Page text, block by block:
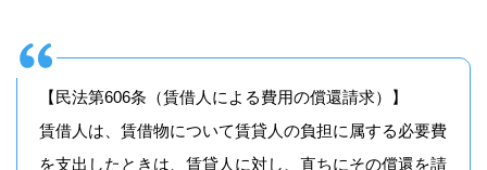
【民法第606条（賃借人による費用の償還請求）】
賃借人は、賃借物について賃貸人の負担に属する必要費
を支出したときは、賃貸人に対し、直ちにその償還を請